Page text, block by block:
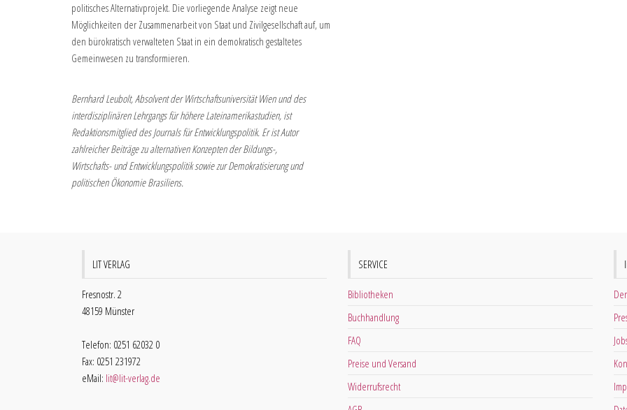
politisches Alternativprojekt. Die vorliegende Analyse zeigt neue
Möglichkeiten der Zusammenarbeit von Staat und Zivilgesellschaft auf, um
den bürokratisch verwalteten Staat in ein demokratisch gestaltetes
Gemeinwesen zu transformieren.
Bernhard Leubolt, Absolvent der Wirtschaftsuniversität Wien und des
interdisziplinären Lehrgangs für höhere Lateinamerikastudien, ist
Redaktionsmitglied des Journals für Entwicklungspolitik. Er ist Autor
zahlreicher Beiträge zu alternativen Konzepten der Bildungs-,
Wirtschafts- und Entwicklungspolitik sowie zur Demokratisierung und
politischen Ökonomie Brasiliens.
LIT VERLAG
Fresnostr. 2
48159 Münster
Telefon: 0251 62032 0
Fax: 0251 231972
eMail: lit@lit-verlag.de
SERVICE
Bibliotheken
Buchhandlung
FAQ
Preise und Versand
Widerrufsrecht